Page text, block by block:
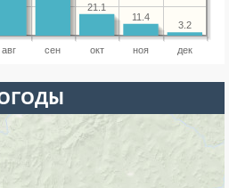
авг сен окт ноя дек
3.2
11.4
21.1